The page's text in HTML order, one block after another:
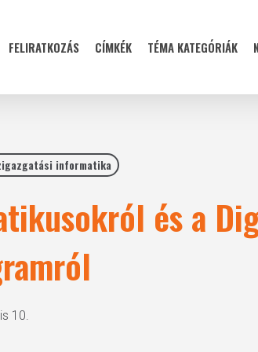
FELIRATKOZÁS CÍMKÉK TÉMA KATEGÓRIÁK
informatika
és a
10.